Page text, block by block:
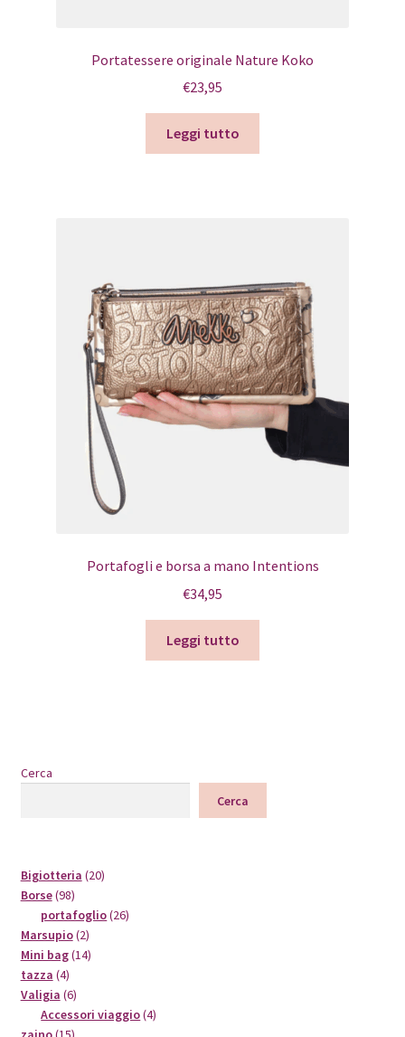
Portatessere originale Nature Koko
€23,95
Leggi tutto
Portafogli e borsa a mano Intentions
€34,95
Leggi tutto
Cerca
Cerca
Bigiotteria 2020
Borse 9898
prodotti
portafoglio 2626
Marsupio 22
prodotti
Mini bag 1414
tazza 44
prodotti
Valigia 66
prodotti
Accessori viaggio 44
15